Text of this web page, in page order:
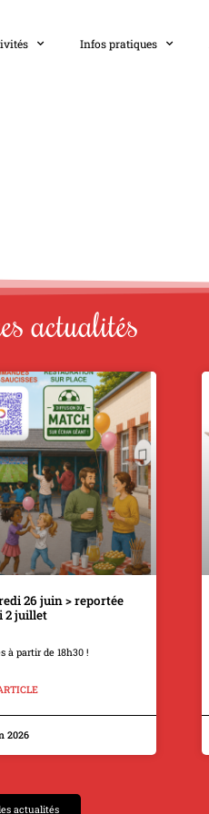
Infos pratiques
actualités
26 juin > reportée
2 juillet
à partir de 18h30 !
2026
actualités